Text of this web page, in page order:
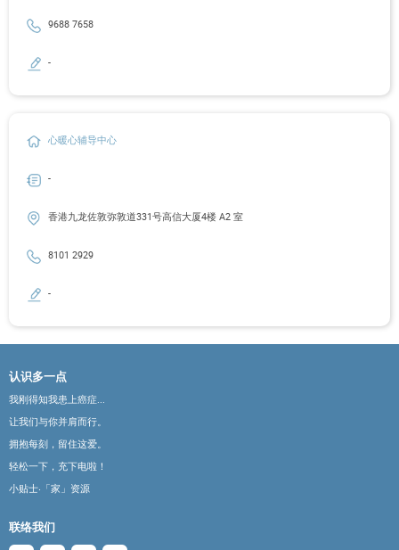
9688 7658
-
心暖心辅导中心
-
香港九龙佐敦弥敦道331号高信大厦4楼 A2 室
8101 2929
-
认识多一点
我刚得知我患上癌症...
让我们与你并肩而行。
拥抱每刻，留住这爱。
轻松一下，充下电啦！
小贴士‧「家」资源
联络我们